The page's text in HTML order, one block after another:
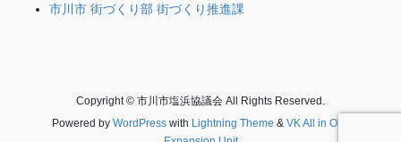
市川市 街づくり部 街づくり推進課
Copyright © 市川市塩浜協議会 All Rights Reserved.
Powered by WordPresswith Lightning Theme & VK All in One